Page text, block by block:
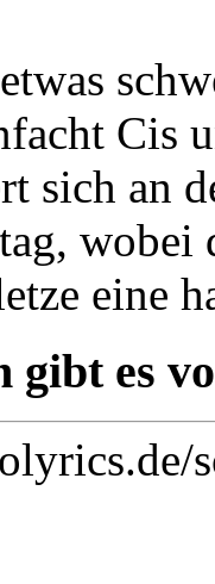
Cis
sich an
eine
gibt es